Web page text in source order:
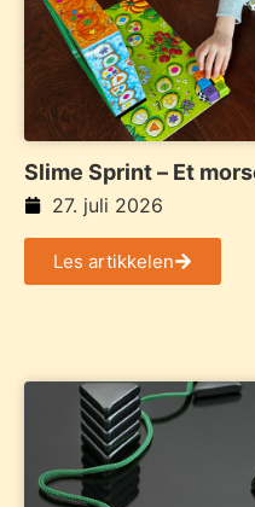
Slime Sprint – Et
familien
27. juli 2026
Les artikkelen